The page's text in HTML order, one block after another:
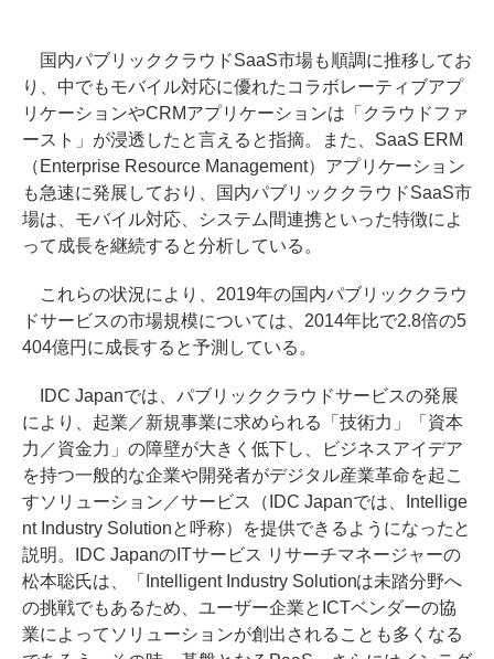
国内パブリッククラウドSaaS市場も順調に推移してお
り、中でもモバイル対応に優れたコラボレーティブアプ
リケーションやCRMアプリケーションは「クラウドファ
ースト」が浸透したと言えると指摘。また、SaaS ERM
（Enterprise Resource Management）アプリケーション
も急速に発展しており、国内パブリッククラウドSaaS市
場は、モバイル対応、システム間連携といった特徴によ
って成長を継続すると分析している。
これらの状況により、2019年の国内パブリッククラウ
ドサービスの市場規模については、2014年比で2.8倍の5
404億円に成長すると予測している。
IDC Japanでは、パブリッククラウドサービスの発展
により、起業／新規事業に求められる「技術力」「資本
力／資金力」の障壁が大きく低下し、ビジネスアイデア
を持つ一般的な企業や開発者がデジタル産業革命を起こ
すソリューション／サービス（IDC Japanでは、Intellige
nt Industry Solutionと呼称）を提供できるようになったと
説明。IDC JapanのITサービス リサーチマネージャーの
松本聡氏は、「Intelligent Industry Solutionは未踏分野へ
の挑戦でもあるため、ユーザー企業とICTベンダーの協
業によってソリューションが創出されることも多くなる